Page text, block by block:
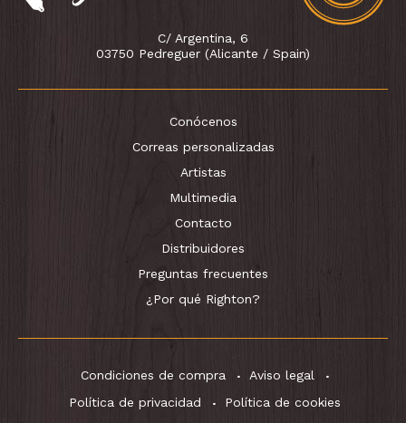
C/ Argentina, 6
03750 Pedreguer (Alicante / Spain)
Conócenos
Correas personalizadas
Artistas
Multimedia
Contacto
Distribuidores
Preguntas frecuentes
¿Por qué Righton?
Condiciones de compra
Aviso legal
Política de privacidad
Política de cookies